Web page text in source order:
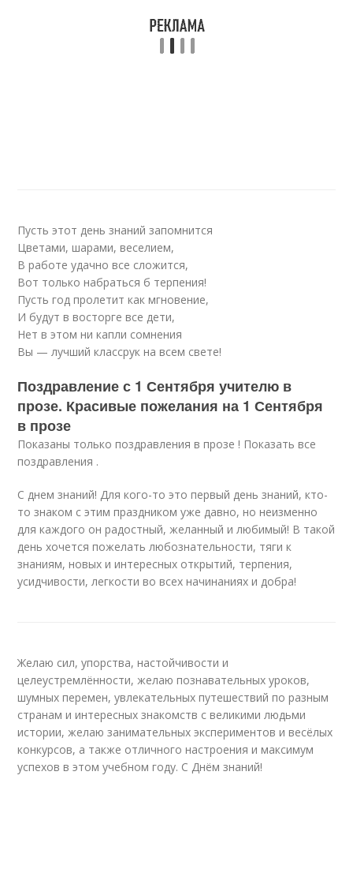
Пусть этот день знаний запомнится
Цветами, шарами, веселием,
В работе удачно все сложится,
Вот только набраться б терпения!
Пусть год пролетит как мгновение,
И будут в восторге все дети,
Нет в этом ни капли сомнения
Вы — лучший классрук на всем свете!
Поздравление с 1 Сентября учителю в
прозе. Красивые пожелания на 1 Сентября
в прозе
Показаны только поздравления в прозе ! Показать все
поздравления .
С днем знаний! Для кого-то это первый день знаний, кто-
то знаком с этим праздником уже давно, но неизменно
для каждого он радостный, желанный и любимый! В такой
день хочется пожелать любознательности, тяги к
знаниям, новых и интересных открытий, терпения,
усидчивости, легкости во всех начинаниях и добра!
Желаю сил, упорства, настойчивости и
целеустремлённости, желаю познавательных уроков,
шумных перемен, увлекательных путешествий по разным
странам и интересных знакомств с великими людьми
истории, желаю занимательных экспериментов и весёлых
конкурсов, а также отличного настроения и максимум
успехов в этом учебном году. С Днём знаний!